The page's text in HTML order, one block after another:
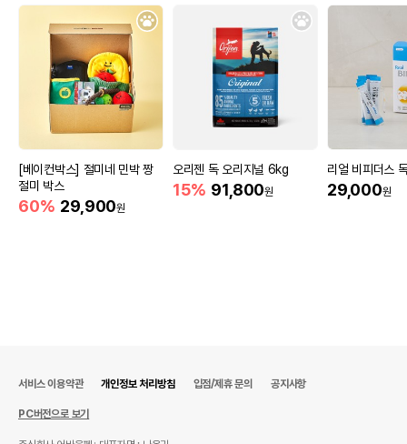
[베이컨박스] 절미네 민박 짱
절미 박스
60% 29,900원
오리젠 독 오리지널 6kg
15% 91,800원
리얼 비피더스
29,000원
서비스 이용약관 개인정보 처리방침 입점/제휴 문의 공지사항
PC버전으로 보기